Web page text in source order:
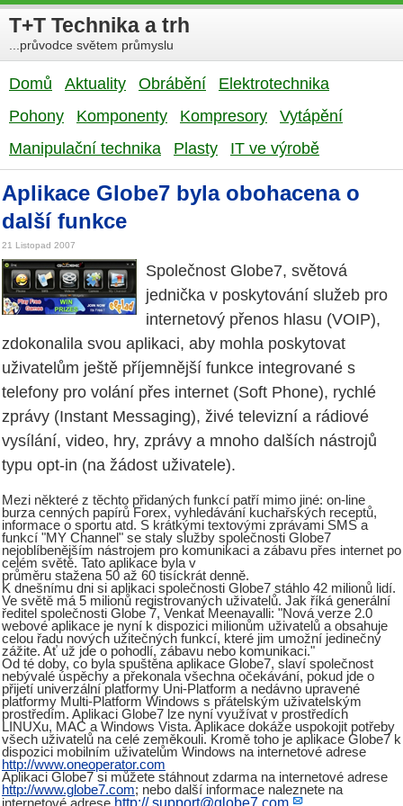
T+T Technika a trh
...průvodce světem průmyslu
Domů Aktuality Obrábění
Elektrotechnika
Pohony
Komponenty Kompresory
Vytápění
Manipulační technika
Plasty IT ve výrobě
Aplikace Globe7 byla obohacena o
další funkce
21 Listopad 2007
Společnost Globe7, světová
jednička v poskytování služeb pro
internetový přenos hlasu (VOIP),
zdokonalila svou aplikaci, aby mohla poskytovat
uživatelům ještě příjemnější funkce integrované s
telefony pro volání přes internet (Soft Phone), rychlé
zprávy (Instant Messaging), živé televizní a rádiové
vysílání, video, hry, zprávy a mnoho dalších nástrojů
typu opt-in (na žádost uživatele).
Mezi některé z těchto přidaných funkcí patří mimo jiné: on-line
burza cenných papírů Forex, vyhledávání kuchařských receptů,
informace o sportu atd. S krátkými textovými zprávami SMS a
funkcí "MY Channel" se staly služby společnosti Globe7
nejoblíbenějším nástrojem pro komunikaci a zábavu přes internet po
celém světě. Tato aplikace byla v
průměru stažena 50 až 60 tisíckrát denně.
K dnešnímu dni si aplikaci společnosti Globe7 stáhlo 42 milionů lidí.
Ve světě má 5 milionů registrovaných uživatelů. Jak říká generální
ředitel společnosti Globe 7, Venkat Meenavalli: "Nová verze 2.0
webové aplikace je nyní k dispozici milionům uživatelů a obsahuje
celou řadu nových užitečných funkcí, které jim umožní jedinečný
zážite. Ať už jde o pohodlí, zábavu nebo komunikaci."
Od té doby, co byla spuštěna aplikace Globe7, slaví společnost
nebývalé úspěchy a překonala všechna očekávání, pokud jde o
přijetí univerzální platformy Uni-Platform a nedávno upravené
platformy Multi-Platform Windows s přátelským uživatelským
prostředím. Aplikaci Globe7 lze nyní využívat v prostředích
LINUXu, MAC a Windows Vista. Aplikace dokáže uspokojit potřeby
všech uživatelů na celé zeměkouli. Kromě toho je aplikace Globe7 k
dispozici mobilním uživatelům Windows na internetové adrese
http://www.oneoperator.com
Aplikaci Globe7 si můžete stáhnout zdarma na internetové adrese
http://www.globe7.com; nebo další informace naleznete na